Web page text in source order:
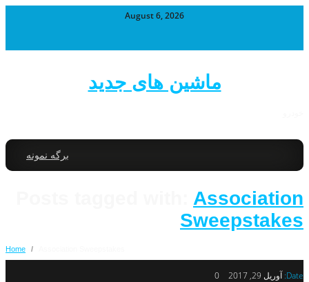
August 6, 2026
ماشین های جدید
برگه نمونه
Association
Sweepstakes
Home /
Date: آوریل 29, 2017 0